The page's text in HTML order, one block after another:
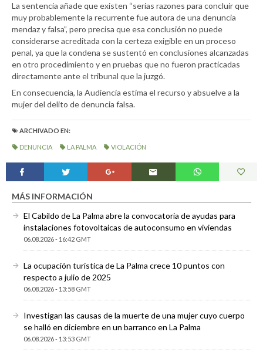
La sentencia añade que existen “serias razones para concluir que
muy probablemente la recurrente fue autora de una denuncia
mendaz y falsa”, pero precisa que esa conclusión no puede
considerarse acreditada con la certeza exigible en un proceso
penal, ya que la condena se sustentó en conclusiones alcanzadas
en otro procedimiento y en pruebas que no fueron practicadas
directamente ante el tribunal que la juzgó.
En consecuencia, la Audiencia estima el recurso y absuelve a la
mujer del delito de denuncia falsa.
ARCHIVADO EN:
DENUNCIA LA PALMA VIOLACIÓN
MÁS INFORMACIÓN
El Cabildo de La Palma abre la convocatoria de ayudas para
instalaciones fotovoltaicas de autoconsumo en viviendas
06.08.2026 - 16:42 GMT
La ocupación turística de La Palma crece 10 puntos con
respecto a julio de 2025
06.08.2026 - 13:58 GMT
Investigan las causas de la muerte de una mujer cuyo cuerpo
se halló en diciembre en un barranco en La Palma
06.08.2026 - 13:53 GMT